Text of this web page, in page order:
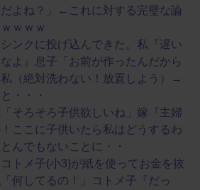
だよね？」←これに対する完璧な論
ｗｗｗ
ンクに投げ込んできた。私『遅い
よ』息子「お前が作ったんだから
（絶対洗わない！放置しよう）→
・・・
そろそろ子供欲しいね」嫁『主婦
ここに子供いたら私はどうするわ
んでもないことに・・
トメ子(小3)が紙を使ってお金を抜
何してるの！」コトメ子『だっ